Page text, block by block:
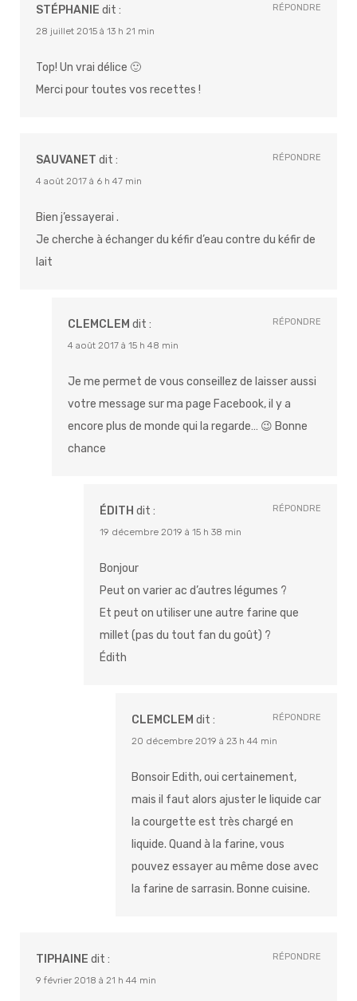
STÉPHANIE dit :
28 juillet 2015 à 13 h 21 min
Top! Un vrai délice 🙂
Merci pour toutes vos recettes !
RÉPONDRE
SAUVANET dit :
4 août 2017 à 6 h 47 min
Bien j’essayerai .
Je cherche à échanger du kéfir d’eau contre du kéfir de
lait
RÉPONDRE
CLEMCLEM dit :
4 août 2017 à 15 h 48 min
Je me permet de vous conseillez de laisser aussi
votre message sur ma page Facebook, il y a
encore plus de monde qui la regarde… 😉 Bonne
chance
RÉPONDRE
ÉDITH dit :
19 décembre 2019 à 15 h 38 min
Bonjour
Peut on varier ac d’autres légumes ?
Et peut on utiliser une autre farine que
millet (pas du tout fan du goût) ?
Édith
RÉPONDRE
CLEMCLEM dit :
20 décembre 2019 à 23 h 44 min
Bonsoir Edith, oui certainement,
mais il faut alors ajuster le liquide car
la courgette est très chargé en
liquide. Quand à la farine, vous
pouvez essayer au même dose avec
la farine de sarrasin. Bonne cuisine.
RÉPONDRE
TIPHAINE dit :
9 février 2018 à 21 h 44 min
RÉPONDRE